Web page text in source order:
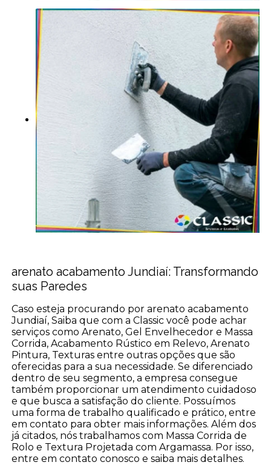
arenato acabamento Jundiaí: Transformando
suas Paredes
Caso esteja procurando por arenato acabamento
Jundiaí, Saiba que com a Classic você pode achar
serviços como Arenato, Gel Envelhecedor e Massa
Corrida, Acabamento Rústico em Relevo, Arenato
Pintura, Texturas entre outras opções que são
oferecidas para a sua necessidade. Se diferenciado
dentro de seu segmento, a empresa consegue
também proporcionar um atendimento cuidadoso
e que busca a satisfação do cliente. Possuímos
uma forma de trabalho qualificado e prático, entre
em contato para obter mais informações. Além dos
já citados, nós trabalhamos com Massa Corrida de
Rolo e Textura Projetada com Argamassa. Por isso,
entre em contato conosco e saiba mais detalhes.